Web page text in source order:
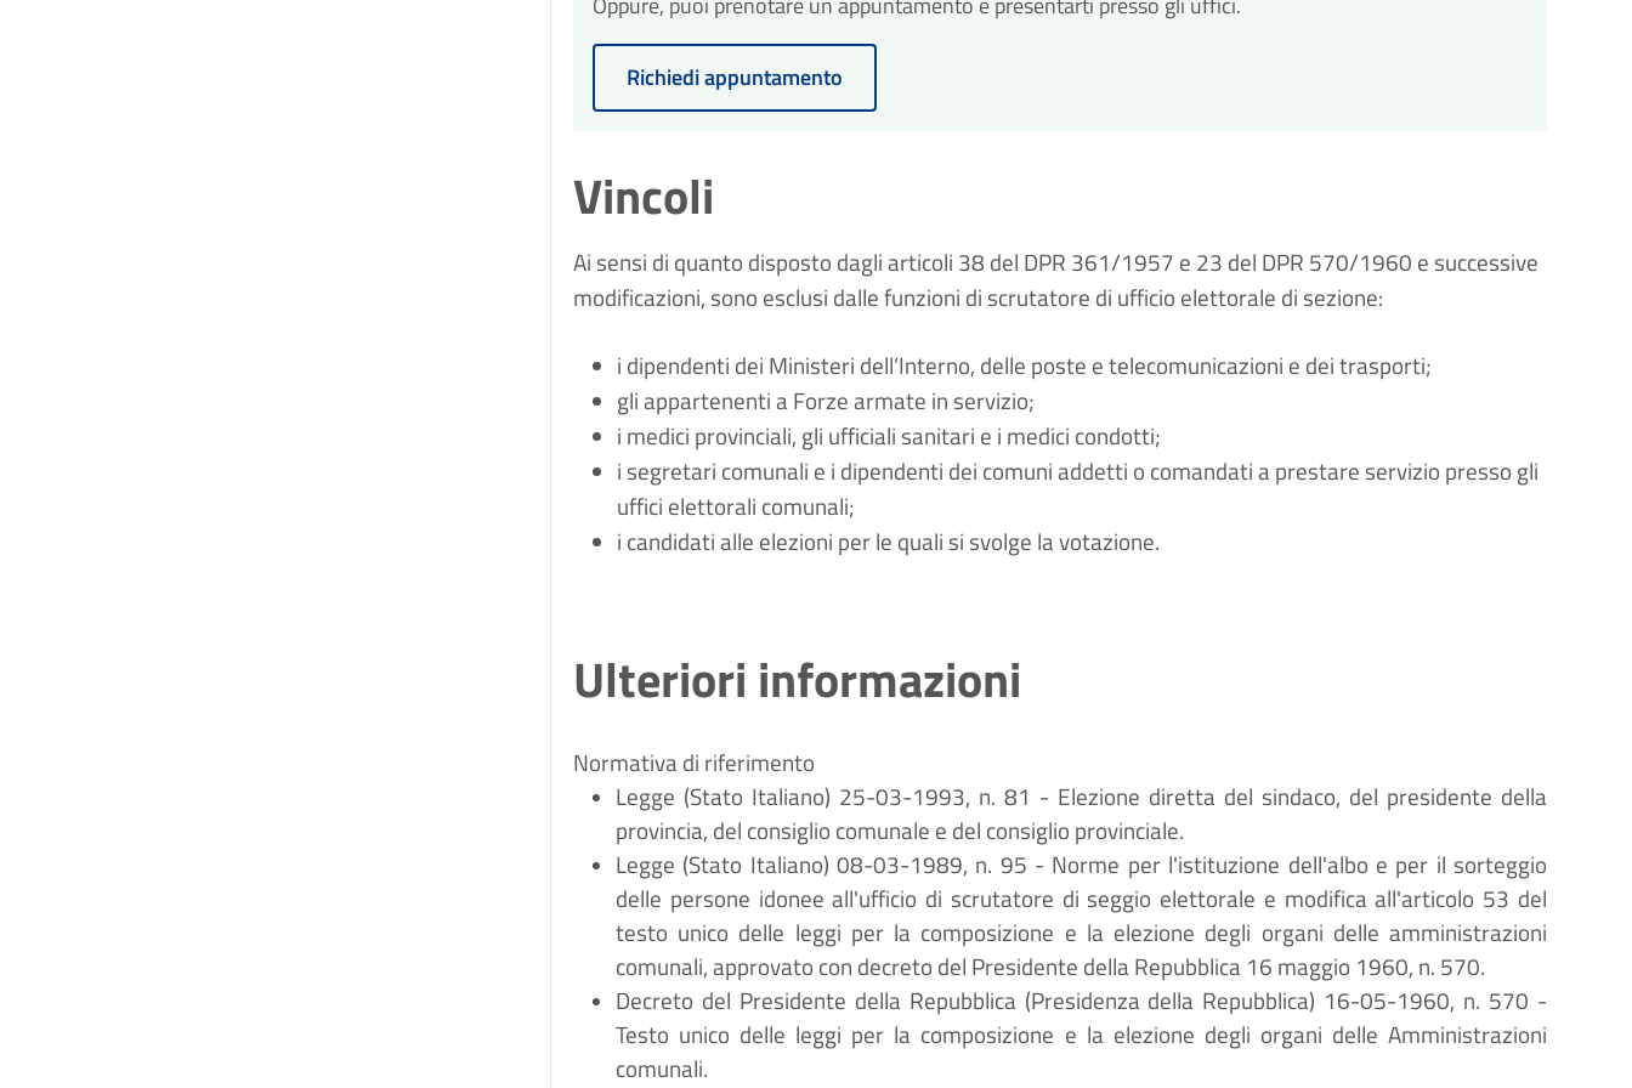
presentazione dell'istanza.
Richiedi appuntamento
Vincoli
Ai sensi di quanto disposto dagli articoli 38 del DPR 361/1957 e 23 del DPR 570/1960 e successive
modificazioni, sono esclusi dalle funzioni di scrutatore di ufficio elettorale di sezione:
i dipendenti dei Ministeri dell’Interno, delle poste e telecomunicazioni e dei trasporti;
gli appartenenti a Forze armate in servizio;
i medici provinciali, gli ufficiali sanitari e i medici condotti;
i segretari comunali e i dipendenti dei comuni addetti o comandati a prestare servizio presso gli
uffici elettorali comunali;
i candidati alle elezioni per le quali si svolge la votazione.
Ulteriori informazioni
Normativa di riferimento
Legge (Stato Italiano) 25-03-1993, n. 81 - Elezione diretta del sindaco, del presidente della
provincia, del consiglio comunale e del consiglio provinciale.
Legge (Stato Italiano) 08-03-1989, n. 95 - Norme per l'istituzione dell'albo e per il sorteggio
delle persone idonee all'ufficio di scrutatore di seggio elettorale e modifica all'articolo 53 del
testo unico delle leggi per la composizione e la elezione degli organi delle amministrazioni
comunali, approvato con decreto del Presidente della Repubblica 16 maggio 1960, n. 570.
Decreto del Presidente della Repubblica (Presidenza della Repubblica) 16-05-1960, n. 570 -
Testo unico delle leggi per la composizione e la elezione degli organi delle Amministrazioni
comunali.